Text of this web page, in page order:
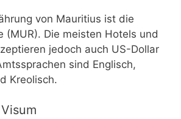
von Mauritius ist die
(MUR). Die meisten Hotels und
jedoch auch US-Dollar
sind Englisch,
Kreolisch.